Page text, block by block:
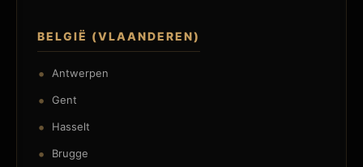
BELGIË (VLAANDEREN)
Antwerpen
Gent
Hasselt
Brugge